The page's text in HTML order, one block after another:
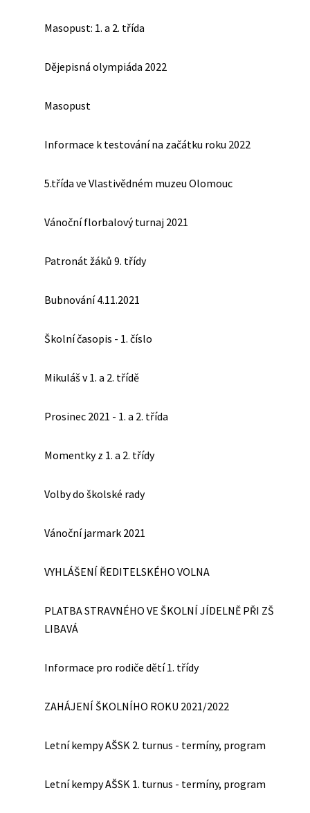
Masopust: 1. a 2. třída
Dějepisná olympiáda 2022
Masopust
Informace k testování na začátku roku 2022
5.třída ve Vlastivědném muzeu Olomouc
Vánoční florbalový turnaj 2021
Patronát žáků 9. třídy
Bubnování 4.11.2021
Školní časopis - 1. číslo
Mikuláš v 1. a 2. třídě
Prosinec 2021 - 1. a 2. třída
Momentky z 1. a 2. třídy
Volby do školské rady
Vánoční jarmark 2021
VYHLÁŠENÍ ŘEDITELSKÉHO VOLNA
PLATBA STRAVNÉHO VE ŠKOLNÍ JÍDELNĚ PŘI ZŠ
LIBAVÁ
Informace pro rodiče dětí 1. třídy
ZAHÁJENÍ ŠKOLNÍHO ROKU 2021/2022
Letní kempy AŠSK 2. turnus - termíny, program
Letní kempy AŠSK 1. turnus - termíny, program